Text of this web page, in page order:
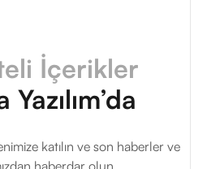
İçerikler
katılın ve son haberler ve
haberdar olun.